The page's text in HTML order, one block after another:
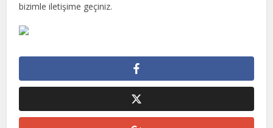
bizimle iletişime geçiniz.